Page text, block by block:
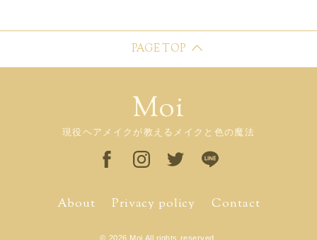
PAGE TOP
Moi
現役ヘアメイクが教えるメイクと色の魔法
About Privacy policy Contact
© 2026 Moi All rights reserved.